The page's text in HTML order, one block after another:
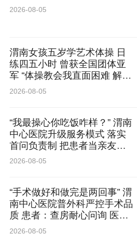
2026-08-05
渭南女孩五岁学艺术体操 日
练四五小时 曾获全国团体亚
军 “体操教会我直面困难 解决
困难”
2026-08-05
“我最操心你吃饭咋样？” 渭南
中心医院升级服务模式 落实
首问负责制 把患者当亲友照
料
2026-08-05
“手术做好和做完是两回事” 渭
南中心医院普外科严控手术品
质 患者：查房耐心问询 医护
认真负责
2026-08-05